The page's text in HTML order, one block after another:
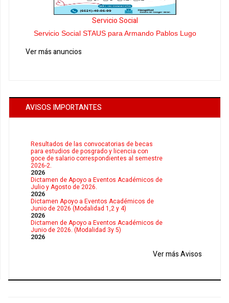
Servicio Social
Servicio Social STAUS para Armando Pablos Lugo
Ver más anuncios
AVISOS IMPORTANTES
Resultados de las convocatorias de becas
para estudios de posgrado y licencia con
goce de salario correspondientes al semestre
2026-2.
2026
Dictamen de Apoyo a Eventos Académicos de
Julio y Agosto de 2026.
2026
Dictamen Apoyo a Eventos Académicos de
Junio de 2026 (Modalidad 1,2 y 4)
2026
Dictamen de Apoyo a Eventos Académicos de
Junio de 2026. (Modalidad 3y 5)
2026
Ver más Avisos